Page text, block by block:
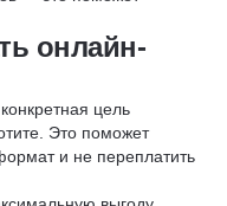
онлайн-
цель
Это поможет
и не переплатить